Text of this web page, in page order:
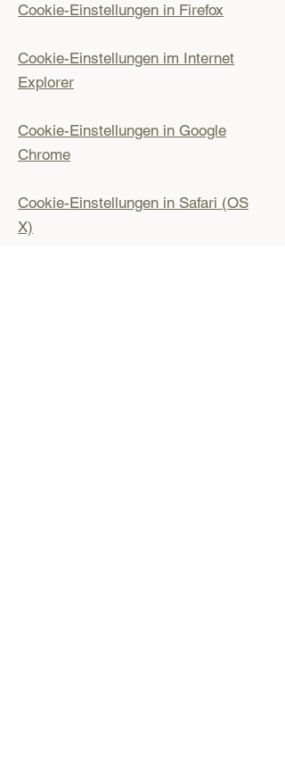
Cookie-Einstellungen in Firefox
Cookie-Einstellungen im Internet
Explorer
Cookie-Einstellungen in Google
Chrome
Cookie-Einstellungen in Safari (OS
X)